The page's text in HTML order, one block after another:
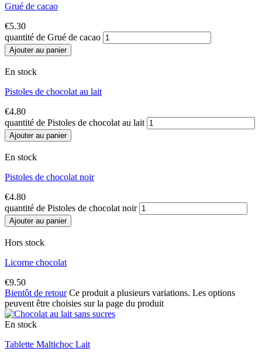
Grué de cacao
€5.30
quantité de Grué de cacao
Ajouter au panier
En stock
Pistoles de chocolat au lait
€4.80
quantité de Pistoles de chocolat au lait
Ajouter au panier
En stock
Pistoles de chocolat noir
€4.80
quantité de Pistoles de chocolat noir
Ajouter au panier
Hors stock
Licorne chocolat
€9.50
Bientôt de retour Ce produit a plusieurs variations. Les options
peuvent être choisies sur la page du produit
En stock
Tablette Maltichoc Lait